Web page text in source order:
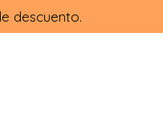
descuento.